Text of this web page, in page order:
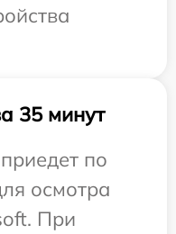
35 минут
по
осмотра
При